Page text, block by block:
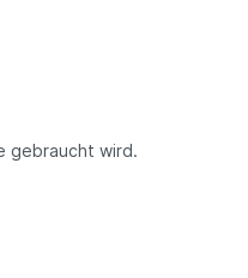
gebraucht wird.